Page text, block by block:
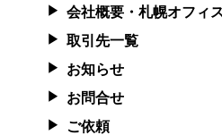
会社概要・札幌オフィ
取引先一覧
お知らせ
お問合せ
ご依頼